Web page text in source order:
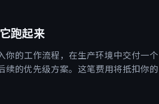
跑起来
你的工作流程，在生产环境中交付一个
续的优先级方案。这笔费用将抵扣你的